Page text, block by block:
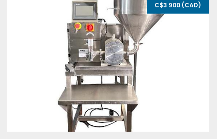
C$3 900 (CAD)